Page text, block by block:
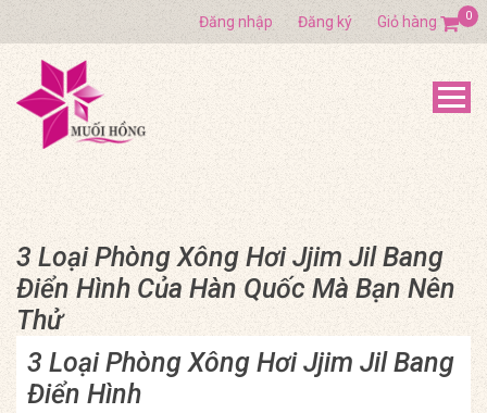
Đăng nhập Đăng ký Giỏ hàng 0
3 Loại Phòng Xông Hơi Jjim Jil Bang
Điển Hình Của Hàn Quốc Mà Bạn Nên
Thử
3 Loại Phòng Xông Hơi Jjim Jil Bang
Điển Hình